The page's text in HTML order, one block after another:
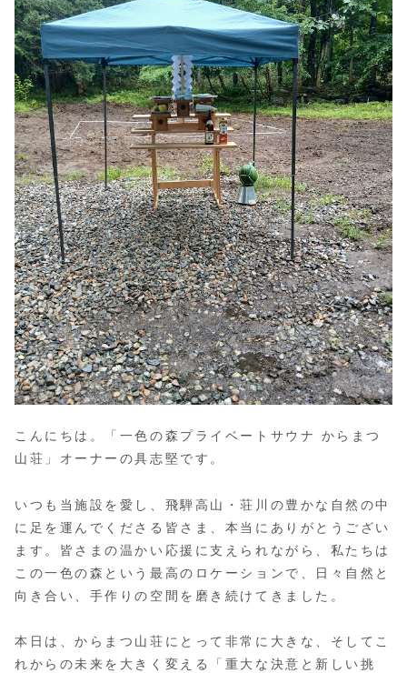
こんにちは。「一色の森プライベートサウナ からまつ
山荘」オーナーの具志堅です。
いつも当施設を愛し、飛騨高山・荘川の豊かな自然の中
に足を運んでくださる皆さま、本当にありがとうござい
ます。皆さまの温かい応援に支えられながら、私たちは
この一色の森という最高のロケーションで、日々自然と
向き合い、手作りの空間を磨き続けてきました。
本日は、からまつ山荘にとって非常に大きな、そしてこ
れからの未来を大きく変える「重大な決意と新しい挑